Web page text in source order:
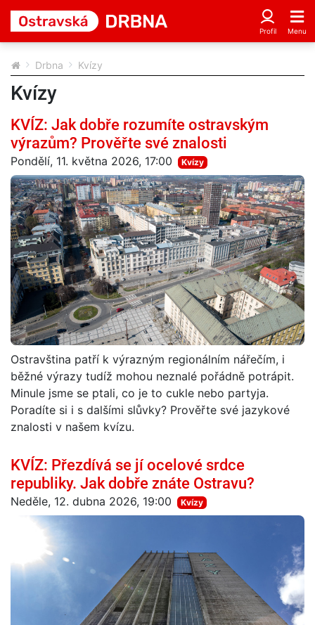
Drbna Kvízy
Kvízy
KVÍZ: Jak dobře rozumíte ostravským
výrazům? Prověřte své znalosti
Pondělí, 11. května 2026, 17:00 Kvízy
Ostravština patří k výrazným regionálním nářečím, i
běžné výrazy tudíž mohou neznalé pořádně potrápit.
Minule jsme se ptali, co je to cukle nebo partyja.
Poradíte si i s dalšími slůvky? Prověřte své jazykové
znalosti v našem kvízu.
KVÍZ: Přezdívá se jí ocelové srdce
republiky. Jak dobře znáte Ostravu?
Neděle, 12. dubna 2026, 19:00 Kvízy